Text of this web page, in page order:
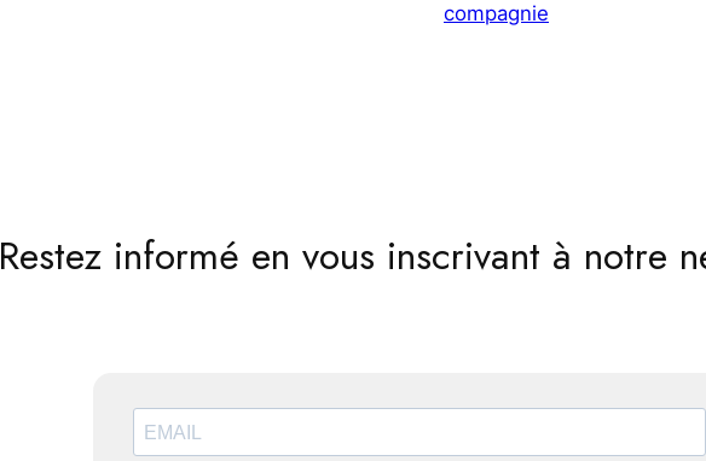
compagnie
Restez informé en vous inscrivant à notre